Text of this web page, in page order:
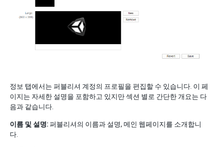
정보 탭에서는 퍼블리셔 계정의 프로필을 편집할 수 있습니다. 이 페
이지는 자세한 설명을 포함하고 있지만 섹션 별로 간단한 개요는 다
음과 같습니다.
이름 및 설명:퍼블리셔의 이름과 설명, 메인 웹페이지를 소개합니
다.